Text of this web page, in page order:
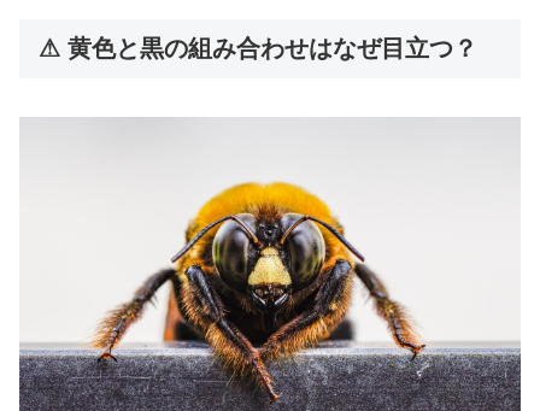
⚠ 黄色と黒の組み合わせはなぜ目立つ？